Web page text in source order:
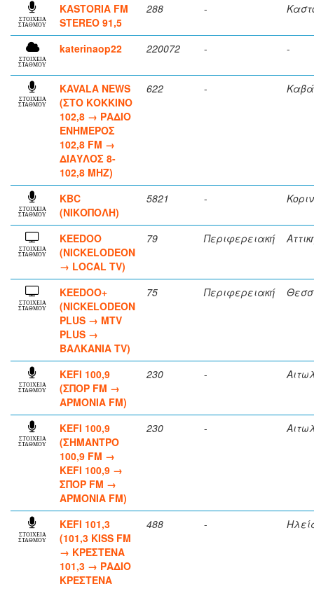
ΣΤΟΙΧΕΙΑ
ΣΤΑΘΜΟΥ
KASTORIA FM
STEREO 91,5
288 -
ΣΤΟΙΧΕΙΑ
ΣΤΑΘΜΟΥ
katerinaop22 220072 - -
ΣΤΟΙΧΕΙΑ
ΣΤΑΘΜΟΥ
KAVALA NEWS
(ΣΤΟ ΚΟΚΚΙΝΟ
102,8 → ΡΑΔΙΟ
ΕΝΗΜΕΡΟΣ
102,8 FM →
ΔΙΑΥΛΟΣ 8-
102,8 ΜΗΖ)
622 -
ΣΤΟΙΧΕΙΑ
ΣΤΑΘΜΟΥ
KBC
(ΝΙΚΟΠΟΛΗ)
5821 -
ΣΤΟΙΧΕΙΑ
ΣΤΑΘΜΟΥ
KEEDOO
(NICKELODEON
→ LOCAL TV)
79 Περιφερειακή
ΣΤΟΙΧΕΙΑ
ΣΤΑΘΜΟΥ
KEEDOO+
(NICKELODEON
PLUS → MTV
PLUS →
ΒΑΛΚΑΝΙΑ TV)
75 Περιφερειακή
ΣΤΟΙΧΕΙΑ
ΣΤΑΘΜΟΥ
KEFI 100,9
(ΣΠΟΡ FM →
ΑΡΜΟΝΙΑ FM)
230 -
ΣΤΟΙΧΕΙΑ
ΣΤΑΘΜΟΥ
KEFI 100,9
(ΣΗΜΑΝΤΡΟ
100,9 FM →
KEFI 100,9 →
ΣΠΟΡ FM →
ΑΡΜΟΝΙΑ FM)
230 -
ΣΤΟΙΧΕΙΑ
ΣΤΑΘΜΟΥ
KEFI 101,3
(101,3 KISS FM
→ ΚΡΕΣΤΕΝΑ
101,3 → ΡΑΔΙΟ
ΚΡΕΣΤΕΝΑ
488 -